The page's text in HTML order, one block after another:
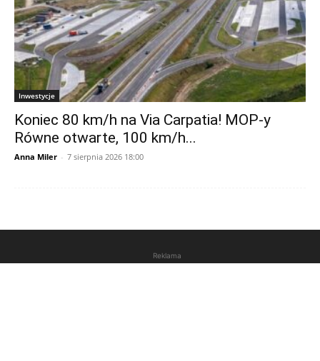
Inwestycje
Koniec 80 km/h na Via Carpatia! MOP-y
Równe otwarte, 100 km/h...
Anna Miler - 7 sierpnia 2026 18:00
Reklama